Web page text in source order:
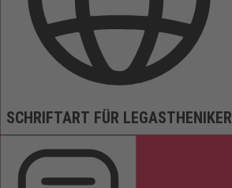
SCHRIFTART FÜR LEGASTHENIKER